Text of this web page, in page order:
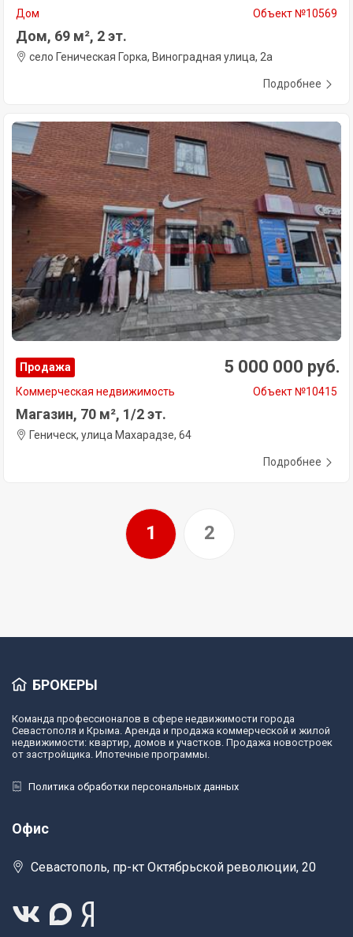
Дом Объект №10569
Дом, 69 м², 2 эт.
село Геническая Горка, Виноградная улица, 2а
Подробнее
Продажа 5 000 000 руб.
Коммерческая недвижимость Объект №10415
Магазин, 70 м², 1/2 эт.
Геническ, улица Махарадзе, 64
Подробнее
1 2
БРОКЕРЫ
Команда профессионалов в сфере недвижимости города
Севастополя и Крыма. Аренда и продажа коммерческой и жилой
недвижимости: квартир, домов и участков. Продажа новостроек
от застройщика. Ипотечные программы.
Политика обработки персональных данных
Офис
Севастополь, пр-кт Октябрьской революции, 20